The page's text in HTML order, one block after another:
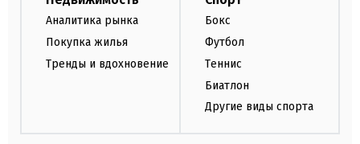
Аналитика рынка
Покупка жилья
Тренды и вдохновение
Бокс
Футбол
Теннис
Биатлон
Другие виды спорта